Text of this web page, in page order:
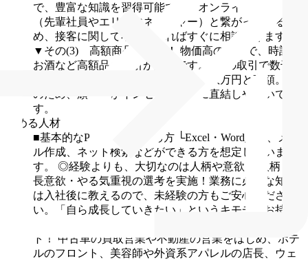
で、豊富な知識を習得可能です。オンラインで本部
（先輩社員やエリアマネージャー）と繋がっているた
め、接客に関して不安があればすぐに相談できます。
▼その(3) 高額商品の取引！
物価高の影響で、時計や
お酒など高額品の取引が活発です。1度の取引で数千万
円になることもあり、平均単価も十数万円と高額。そ
のため、頑張りがインセンティブに直結しやすいで
す。
求める人材
■基本的なPC操作ができる方 └Excel・Word入力、メー
ル作成、ネット検索などができる方を想定していま
す。
◎経験よりも、大切なのは人柄や意欲！
人柄・成
長意欲・やる気重視の選考を実施！業務に必要な知識
は入社後に教えるので、未経験の方もご安心くださ
い。「自ら成長していきたい」というキモチをお持ち
ト！
中古車の買取営業や不動産の営業をはじめ、ホテ
ルのフロント、美容師や外資系アパレルの店長、ウェ